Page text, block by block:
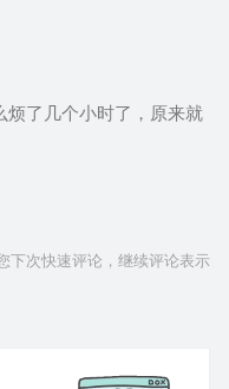
烦了几个小时了，原来就
下次快速评论，继续评论表示